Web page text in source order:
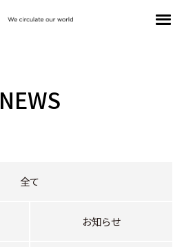
NEWS
全て
お知らせ